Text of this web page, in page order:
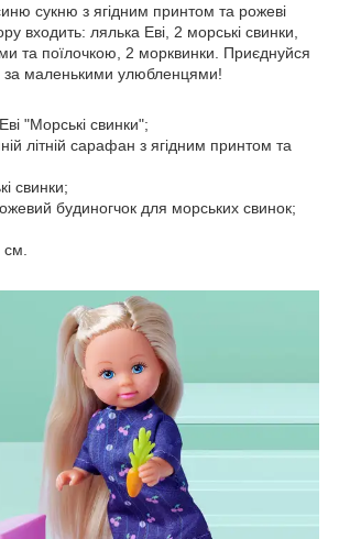
сукню з ягідним принтом та рожеві
входить: лялька Еві, 2 морські свинки,
та поїлочкою, 2 морквинки. Приєднуйся
за маленькими улюбленцями!
"Морські свинки";
літній сарафан з ягідним принтом та
свинки;
будиногчок для морських свинок;